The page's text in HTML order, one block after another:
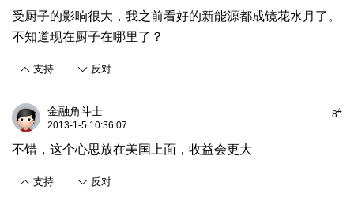
受厨子的影响很大，我之前看好的新能源都成镜花水月了。
不知道现在厨子在哪里了？
支持 反对
8#
金融角斗士
2013-1-5 10:36:07
不错，这个心思放在美国上面，收益会更大
支持 反对